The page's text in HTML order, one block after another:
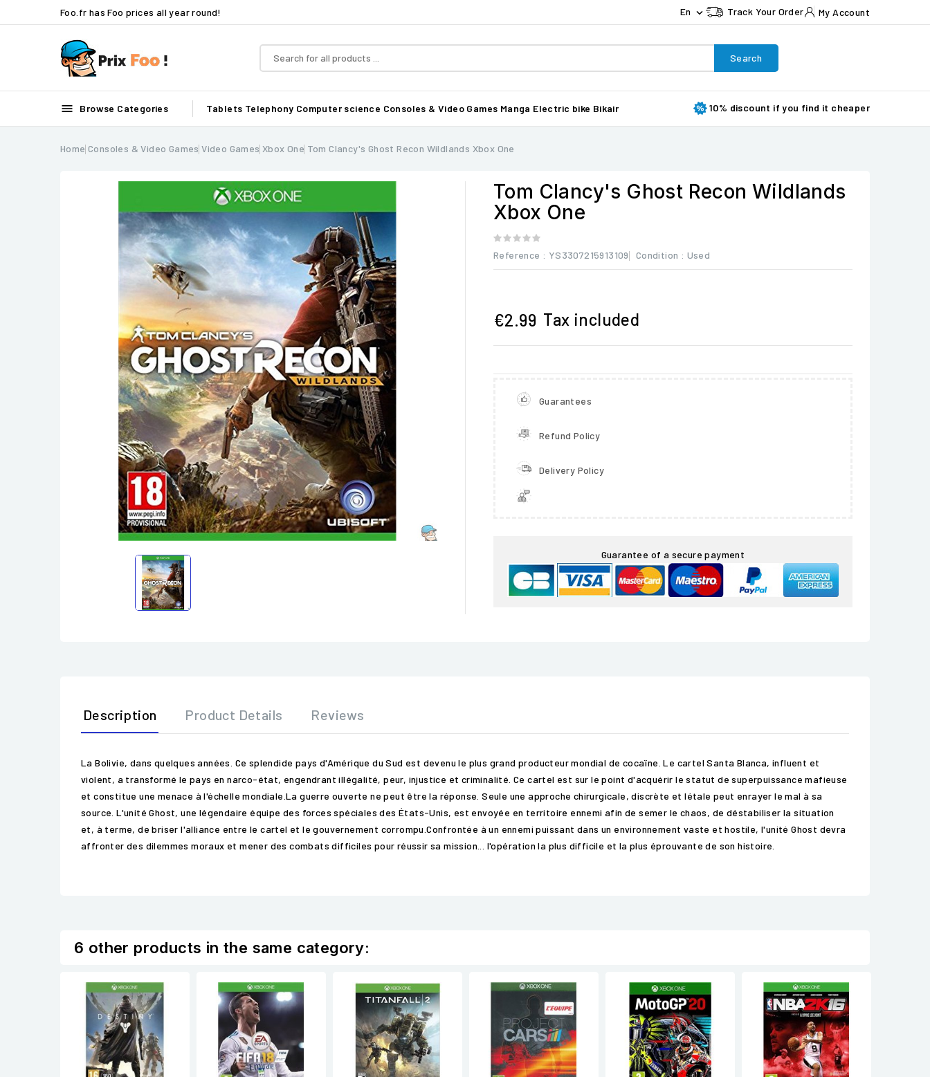
Foo.fr has Foo prices all year round! En  Track Your Order My Account
Search
 Browse Categories Tablets Telephony Computer science Consoles & Video Games Manga Electric bike Bikair 10% discount if you find it cheaper
Home Consoles & Video Games Video Games Xbox One Tom Clancy's Ghost Recon Wildlands Xbox One

Tom Clancy's Ghost Recon Wildlands
Xbox One
Reference : YS3307215913109 Condition : Used
€2.99 Tax included
Guarantees
Refund Policy
Delivery Policy
Guarantee of a secure payment
Description Product Details Reviews
La Bolivie, dans quelques années. Ce splendide pays d'Amérique du Sud est devenu le plus grand producteur mondial de cocaïne. Le cartel Santa Blanca, influent et
violent, a transformé le pays en narco-état, engendrant illégalité, peur, injustice et criminalité. Ce cartel est sur le point d'acquérir le statut de superpuissance mafieuse
et constitue une menace à l'échelle mondiale.La guerre ouverte ne peut être la réponse. Seule une approche chirurgicale, discrète et létale peut enrayer le mal à sa
source. L'unité Ghost, une légendaire équipe des forces spéciales des États-Unis, est envoyée en territoire ennemi afin de semer le chaos, de déstabiliser la situation
et, à terme, de briser l'alliance entre le cartel et le gouvernement corrompu.Confrontée à un ennemi puissant dans un environnement vaste et hostile, l'unité Ghost devra
affronter des dilemmes moraux et mener des combats difficiles pour réussir sa mission... l'opération la plus difficile et la plus éprouvante de son histoire.
6 other products in the same category: